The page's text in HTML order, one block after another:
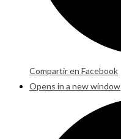
Compartir en Facebook
Opens in a new window